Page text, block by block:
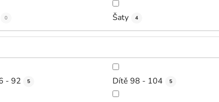
0 Šaty 4
- 92 5 Dítě 98 - 104 5